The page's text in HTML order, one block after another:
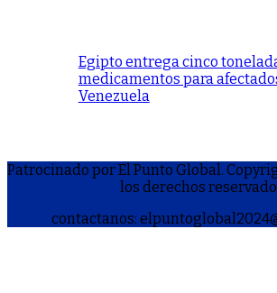
Egipto entrega cinco
medicamentos para
Venezuela
Patrocinado por El Punto Global.
los derechos
contactanos: